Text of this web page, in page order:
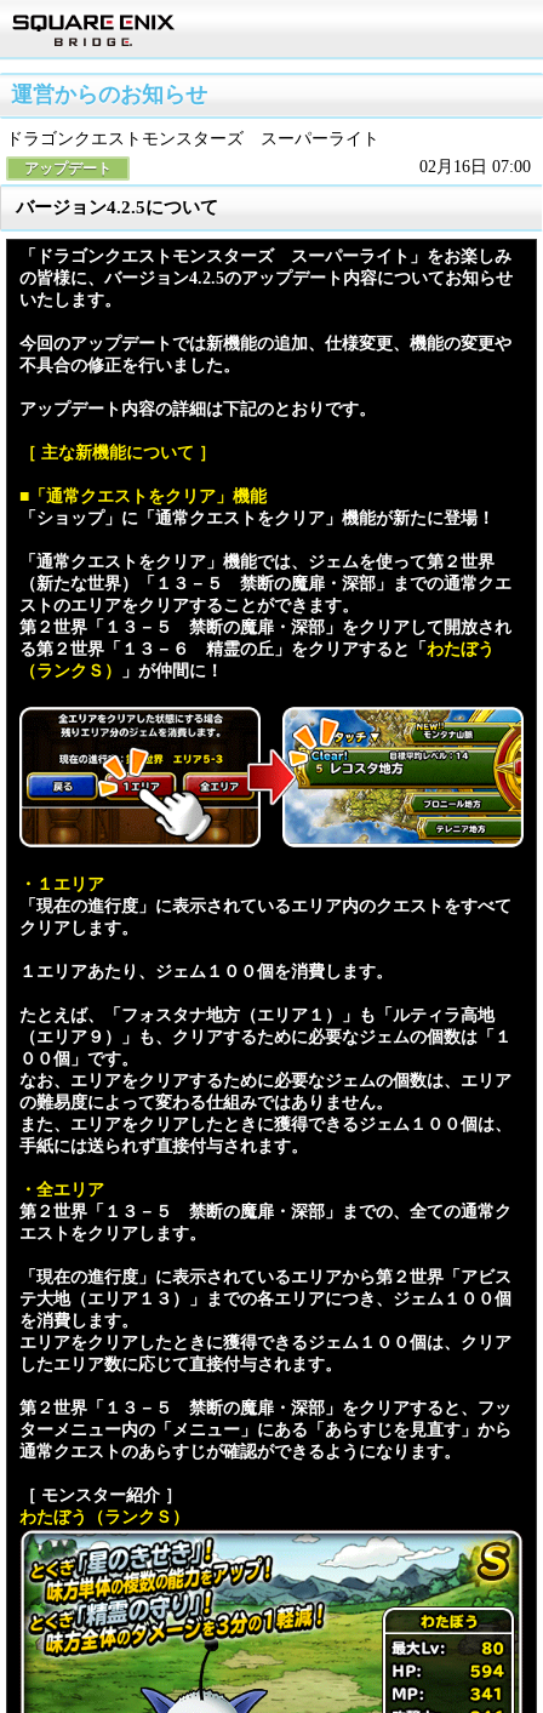
運営からのお知らせ
ドラゴンクエストモンスターズ スーパーライト
アップデート 02月16日 07:00
バージョン4.2.5について
「ドラゴンクエストモンスターズ スーパーライト」をお楽しみ
の皆様に、バージョン4.2.5のアップデート内容についてお知らせ
いたします。
今回のアップデートでは新機能の追加、仕様変更、機能の変更や
不具合の修正を行いました。
アップデート内容の詳細は下記のとおりです。
［ 主な新機能について ］
■「通常クエストをクリア」機能
「ショップ」に「通常クエストをクリア」機能が新たに登場！
「通常クエストをクリア」機能では、ジェムを使って第２世界
（新たな世界）「１３－５ 禁断の魔扉・深部」までの通常クエ
ストのエリアをクリアすることができます。
第２世界「１３－５ 禁断の魔扉・深部」をクリアして開放され
る第２世界「１３－６ 精霊の丘」をクリアすると「 わたぼう
（ランクＳ）
」が仲間に！
・１エリア
「現在の進行度」に表示されているエリア内のクエストをすべて
クリアします。
１エリアあたり、ジェム１００個を消費します。
たとえば、「フォスタナ地方（エリア１）」も「ルティラ高地
（エリア９）」も、クリアするために必要なジェムの個数は「１
００個」です。
なお、エリアをクリアするために必要なジェムの個数は、エリア
の難易度によって変わる仕組みではありません。
また、エリアをクリアしたときに獲得できるジェム１００個は、
手紙には送られず直接付与されます。
・全エリア
第２世界「１３－５ 禁断の魔扉・深部」までの、全ての通常ク
エストをクリアします。
「現在の進行度」に表示されているエリアから第２世界「アビス
テ大地（エリア１３）」までの各エリアにつき、ジェム１００個
を消費します。
エリアをクリアしたときに獲得できるジェム１００個は、クリア
したエリア数に応じて直接付与されます。
第２世界「１３－５ 禁断の魔扉・深部」をクリアすると、フッ
ターメニュー内の「メニュー」にある「あらすじを見直す」から
通常クエストのあらすじが確認ができるようになります。
［ モンスター紹介 ］
わたぼう（ランクＳ）